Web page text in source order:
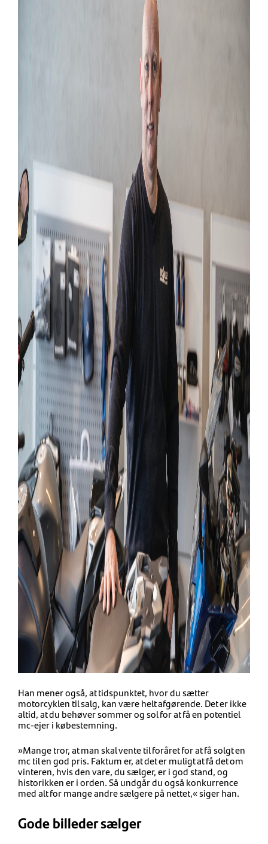
Han mener også, at tidspunktet, hvor du sætter
motorcyklen til salg, kan være helt afgørende. Det er ikke
altid, at du behøver sommer og sol for at få en potentiel
mc-ejer i købestemning.
»Mange tror, at man skal vente til foråret for at få solgt en
mc til en god pris. Faktum er, at det er muligt at få det om
vinteren, hvis den vare, du sælger, er i god stand, og
historikken er i orden. Så undgår du også konkurrence
med alt for mange andre sælgere på nettet,« siger han.
Gode billeder sælger